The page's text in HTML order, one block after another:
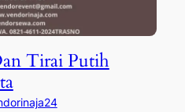
Tirai Putih